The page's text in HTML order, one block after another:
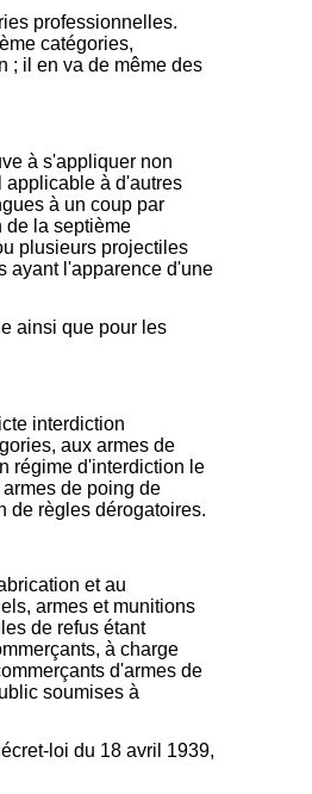
professionnelles.
catégories,
; il en va de même des
à s'appliquer non
applicable à d'autres
à un coup par
de la septième
plusieurs projectiles
ayant l'apparence d'une
ainsi que pour les
interdiction
aux armes de
régime d'interdiction le
de poing de
de règles dérogatoires.
et au
armes et munitions
de refus étant
à charge
d'armes de
soumises à
loi du 18 avril 1939,